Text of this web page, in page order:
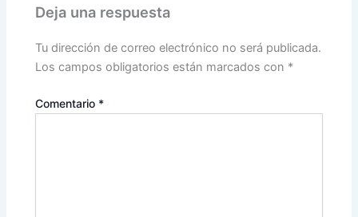
Deja una respuesta
Tu dirección de correo electrónico no será publicada.
Los campos obligatorios están marcados con *
Comentario *